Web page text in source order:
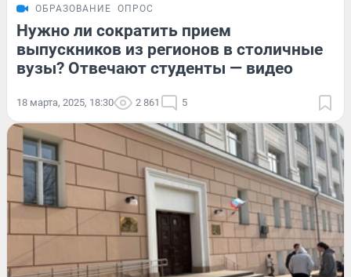
ОБРАЗОВАНИЕ ОПРОС
Нужно ли сократить прием
выпускников из регионов в столичные
вузы? Отвечают студенты — видео
18 марта, 2025, 18:30 2 861 5